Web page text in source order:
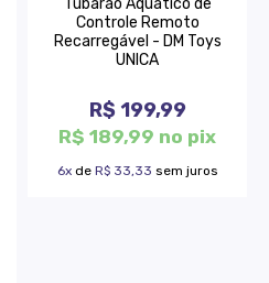
Tubarão Aquático de
Controle Remoto
Recarregável - DM Toys
UNICA
R$ 199,99
R$ 189,99 no pix
6xde R$ 33,33 sem juros